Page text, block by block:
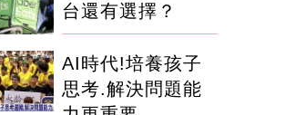
台還有選擇？
AI時代!培養孩子
思考.解決問題能